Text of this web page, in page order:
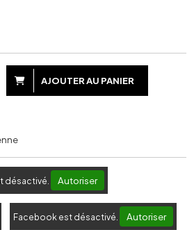
AJOUTER AU PANIER
désactivé. Autoriser
Facebook est désactivé. Autoriser